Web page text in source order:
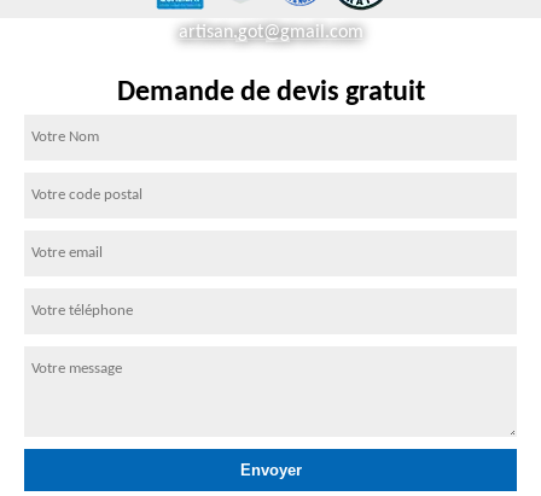
artisan.got@gmail.com
Demande de devis gratuit